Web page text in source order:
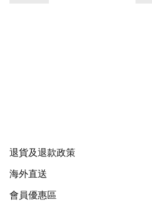
退貨及退款政策
海外直送
會員優惠區